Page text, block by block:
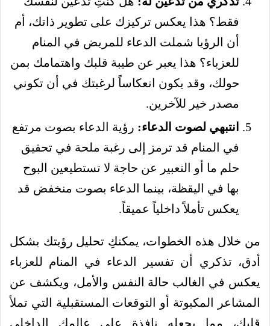
فقط؟ هذا يعكس تركيزك على تطوير ذاتك، أم
أن الرؤيا شملت الدعاء للمريض في المنام
للعزباء؟ هذا يعبر عن طيبة قلبك واهتمامك بمن
حولك، وقد يكون انعكاساً لرغبتك في أن تكوني
مصدر خير للآخرين.
انتبهي لصوت الدعاء: رؤية الدعاء بصوت مرتفع
في المنام قد ترمز إلى رغبة ملحة في تحقيق
حلم ما أو التعبير عن حاجة لا تستطيعين البوح
بها في اليقظة، بينما الدعاء بصوت منخفض قد
يعكس تأملاً داخلياً عميقاً.
من خلال هذه الخطوات، يمكنكِ تحليل رؤيتك بشكل
أدق، تذكري أن تفسير الدعاء في المنام للعزباء
يعكس في الغالب حالة النفس والأمل، ويكشف عن
المشاعر المكبوتة أو التوقعات المستقبلية التي تملأ
قلبك، مما يجعله نافذة على عالمك الداخلي